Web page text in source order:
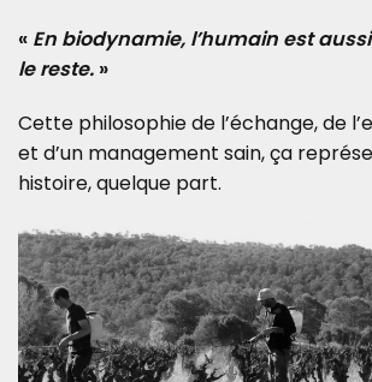
« En biodynamie, l’humain est
le reste. »
Cette philosophie de l’échange, de
et d’un management sain, ça
histoire, quelque part.